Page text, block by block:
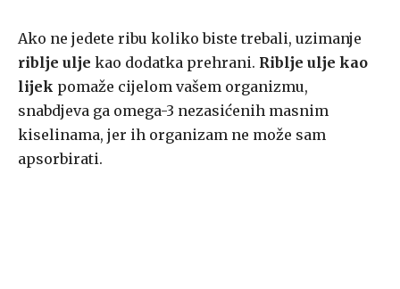
Ako ne jedete ribu koliko biste trebali, uzimanje
riblje ulje kao dodatka prehrani. Riblje ulje kao
lijek pomaže cijelom vašem organizmu,
snabdjeva ga omega-3 nezasićenih masnim
kiselinama, jer ih organizam ne može sam
apsorbirati.